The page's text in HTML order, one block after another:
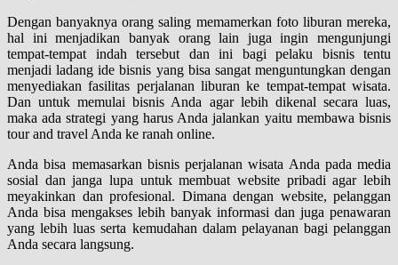
Dengan banyaknya orang saling memamerkan foto liburan mereka,
hal ini menjadikan banyak orang lain juga ingin mengunjungi
tempat-tempat indah tersebut dan ini bagi pelaku bisnis tentu
menjadi ladang ide bisnis yang bisa sangat menguntungkan dengan
menyediakan fasilitas perjalanan liburan ke tempat-tempat wisata.
Dan untuk memulai bisnis Anda agar lebih dikenal secara luas,
maka ada strategi yang harus Anda jalankan yaitu membawa bisnis
tour and travel Anda ke ranah online.
Anda bisa memasarkan bisnis perjalanan wisata Anda pada media
sosial dan janga lupa untuk membuat website pribadi agar lebih
meyakinkan dan profesional. Dimana dengan website, pelanggan
Anda bisa mengakses lebih banyak informasi dan juga penawaran
yang lebih luas serta kemudahan dalam pelayanan bagi pelanggan
Anda secara langsung.